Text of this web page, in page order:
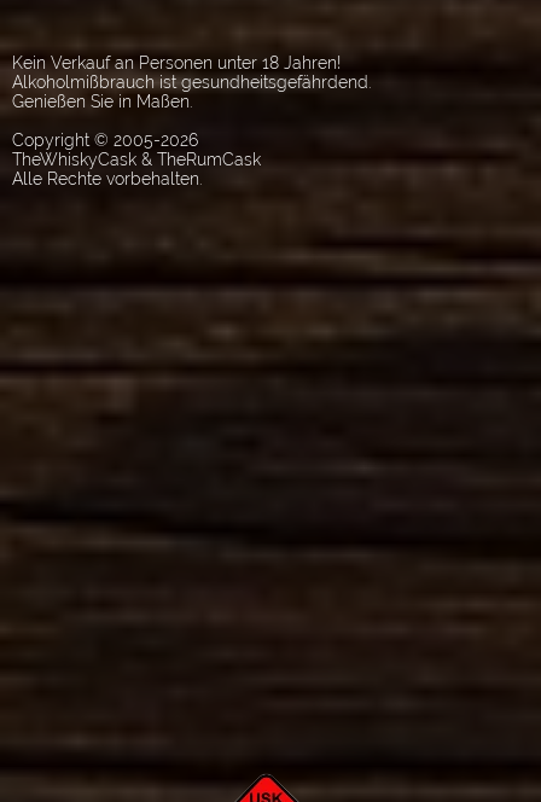
Kein Verkauf an Personen unter 18 Jahren!
Alkoholmißbrauch ist gesundheitsgefährdend.
Genießen Sie in Maßen.
Copyright © 2005-2026
TheWhiskyCask & TheRumCask
Alle Rechte vorbehalten.